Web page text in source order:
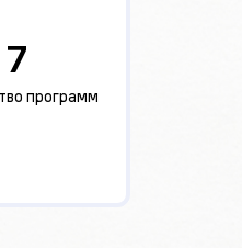
7
программ